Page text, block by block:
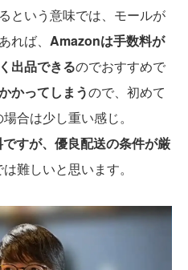
という意味では、モールが
れば、 Amazonは手数料が
出品できるのでおすすめで
かってしまうので、初めて
合は少し重い感じ。
すが、優良配送の条件が厳
難しいと思います。